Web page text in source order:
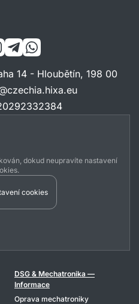
14 - Hloubětín, 198 00
dokud neupravíte nastavení
cookies
DSG & Mechatronika —
Informace
Oprava mechatroniky